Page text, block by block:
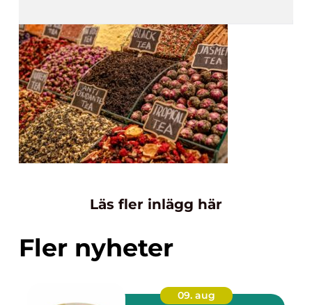
Läs fler inlägg här
Fler nyheter
09. aug